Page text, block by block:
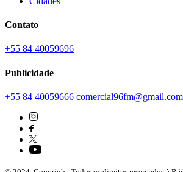
Contato
+55 84 40059696
Publicidade
+55 84 40059666 comercial96fm@gmail.com